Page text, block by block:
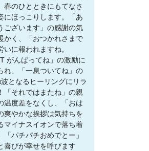
春のひとときにもてなさ
にほっこりします。「あ
ございます」の感謝の気
かく、「おつかれさまで
いに報われますね。
がんばってね」の激励に
れ、「一息ついてね」の
となるヒーリングにリラ
「それではまたね」の親
温度差をなくし、「おは
爽やかな挨拶は気持ちを
マイナスイオンで落ち着
「パチパチおめでとー」
喜びが幸せを呼びます